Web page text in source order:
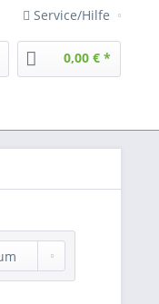
Service/Hilfe
0,00 € *